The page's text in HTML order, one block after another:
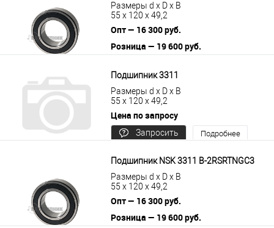
Размеры d x D x B
55 x 120 x 49,2
Опт — 16 300 руб.
Розница — 19 600 руб.
Подшипник 3311
Размеры d x D x B
55 x 120 x 49,2
Цена по запросу
Запросить
Подробнее
Подшипник NSK 3311 B-2RSRTNGC3
Размеры d x D x B
55 x 120 x 49,2
Опт — 16 300 руб.
Розница — 19 600 руб.